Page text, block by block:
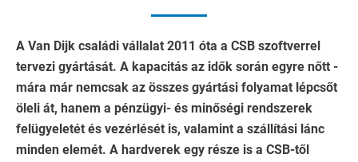
A Van Dijk családi vállalat 2011 óta a CSB szoftverrel
tervezi gyártását. A kapacitás az idők során egyre nőtt -
mára már nemcsak az összes gyártási folyamat lépcsőt
öleli át, hanem a pénzügyi- és minőségi rendszerek
felügyeletét és vezérlését is, valamint a szállítási lánc
minden elemét. A hardverek egy része is a CSB-től